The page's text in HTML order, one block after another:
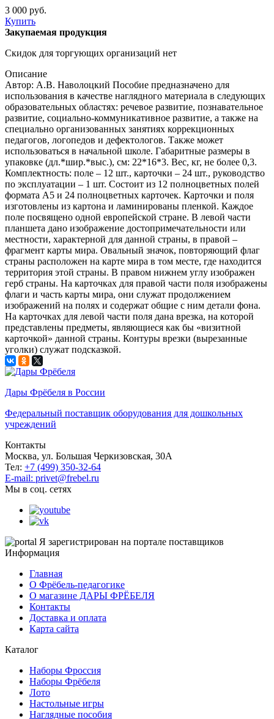
3 000 руб.
Купить
Закупаемая продукция
Скидок для торгующих организаций нет
Описание
​Автор: А.В. Наволоцкий Пособие предназначено для
использования в качестве наглядного материала в следующих
образовательных областях: речевое развитие, познавательное
развитие, социально-коммуникативное развитие, а также на
специально организованных занятиях коррекционных
педагогов, логопедов и дефектологов. Также может
использоваться в начальной школе. Габаритные размеры в
упаковке (дл.*шир.*выс.), см: 22*16*3. Вес, кг, не более 0,3.
Комплектность: поле – 12 шт., карточки – 24 шт., руководство
по эксплуатации – 1 шт. Состоит из 12 полноцветных полей
формата А5 и 24 полноцветных карточек. Карточки и поля
изготовлены из картона и ламинированы пленкой. Каждое
поле посвящено одной европейской стране. В левой части
планшета дано изображение достопримечательности или
местности, характерной для данной страны, в правой –
фрагмент карты мира. Овальный значок, повторяющий флаг
страны расположен на карте мира в том месте, где находится
территория этой страны. В правом нижнем углу изображен
герб страны. На карточках для правой части поля изображены
флаги и часть карты мира, они служат продолжением
изображений на полях и содержат общие с ним детали фона.
На карточках для левой части поля дана врезка, на которой
представлены предметы, являющиеся как бы «визитной
карточкой» данной страны. Контуры врезки (вырезанные
уголки) служат подсказкой.
Дары Фрёбеля в России
Федеральный поставщик оборудования для дошкольных
учреждений
Контакты
Москва, ул. Большая Черкизовская, 30А
Тел: +7 (499) 350-32-64
E-mail: privet@frebel.ru
Мы в соц. сетях
Я зарегистрирован на портале поставщиков
Информация
Главная
О Фрёбель-педагогике
О магазине ДАРЫ ФРЁБЕЛЯ
Контакты
Доставка и оплата
Карта сайта
Каталог
Наборы Фроссия
Наборы Фрёбеля
Лото
Настольные игры
Наглядные пособия